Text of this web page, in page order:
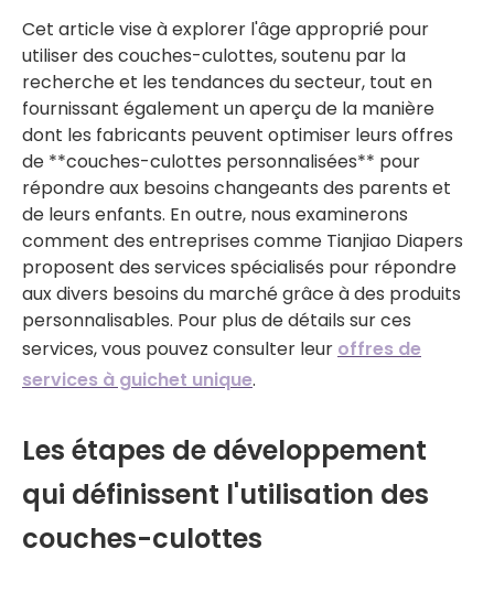
Cet article vise à explorer l'âge approprié pour
utiliser des couches-culottes, soutenu par la
recherche et les tendances du secteur, tout en
fournissant également un aperçu de la manière
dont les fabricants peuvent optimiser leurs offres
de **couches-culottes personnalisées** pour
répondre aux besoins changeants des parents et
de leurs enfants. En outre, nous examinerons
comment des entreprises comme Tianjiao Diapers
proposent des services spécialisés pour répondre
aux divers besoins du marché grâce à des produits
personnalisables. Pour plus de détails sur ces
services, vous pouvez consulter leur offres de
services à guichet unique.
Les étapes de développement
qui définissent l'utilisation des
couches-culottes